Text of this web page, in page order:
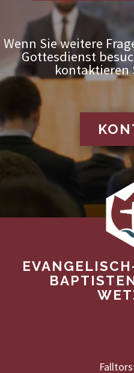
Wenn Sie weitere
Gottesdienst
kontaktieren